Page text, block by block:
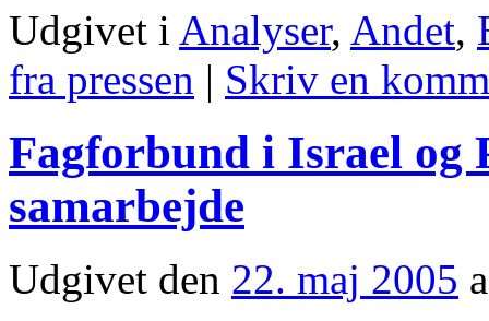
Udgivet i Analyser, Andet,
fra pressen | Skriv en
Fagforbund i Israel og
samarbejde
Udgivet den 22. maj 2005